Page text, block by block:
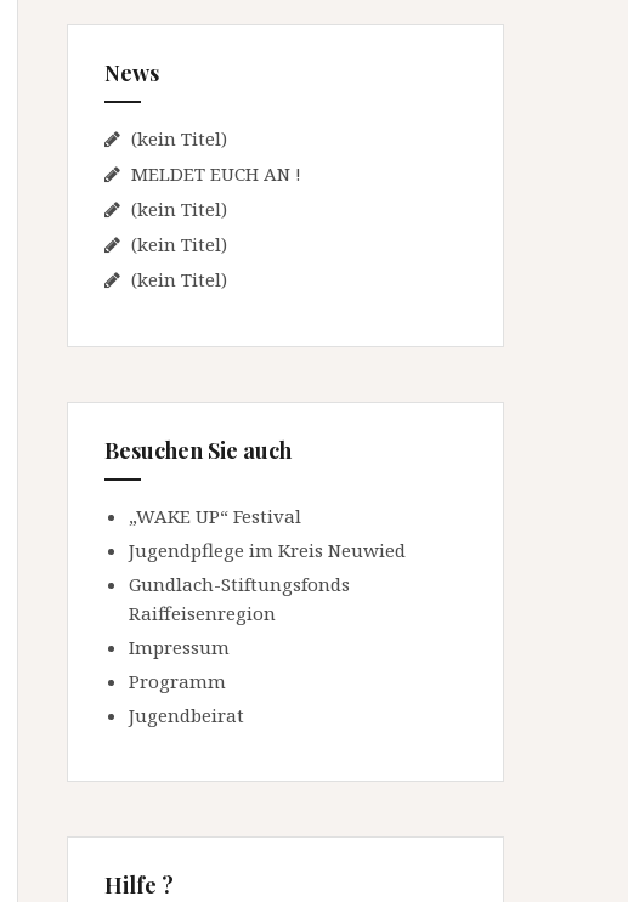
n
a
c
h
News
(kein Titel)
MELDET EUCH AN !
(kein Titel)
(kein Titel)
(kein Titel)
Besuchen Sie auch
„WAKE UP“ Festival
Jugendpflege im Kreis Neuwied
Gundlach-Stiftungsfonds
Raiffeisenregion
Impressum
Programm
Jugendbeirat
Hilfe ?